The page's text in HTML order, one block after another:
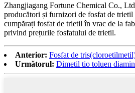
Zhangjiagang Fortune Chemical Co.,
producători și furnizori de fosfat de trietil
cumpărați fosfat de trietil în vrac de la
privind prețurile fosfatului de trietil.
Anterior: Fosfat de
Următorul: Dimetil tio toluen